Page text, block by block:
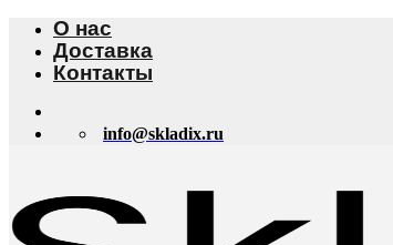
Skip
content
О нас
Доставка
Контакты
info@skladix.ru